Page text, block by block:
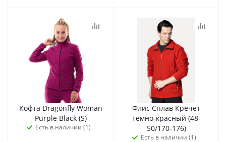
Кофта Dragonfly Woman
Purple Black (S)
Есть в наличии (1)
Флис Сплав Кречет
темно-красный (48-
50/170-176)
Есть в наличии (1)